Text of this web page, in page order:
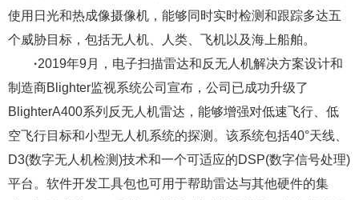
使用日光和热成像摄像机，能够同时实时检测和跟踪多达五
个威胁目标，包括无人机、人类、飞机以及海上船舶。
·2019年9月，电子扫描雷达和反无人机解决方案设计和
制造商Blighter监视系统公司宣布，公司已成功升级了
BlighterA400系列反无人机雷达，能够增强对低速飞行、低
空飞行目标和小型无人机系统的探测。该系统包括40°天线、
D3(数字无人机检测)技术和一个可适应的DSP(数字信号处理)
平台。软件开发工具包也可用于帮助雷达与其他硬件的集